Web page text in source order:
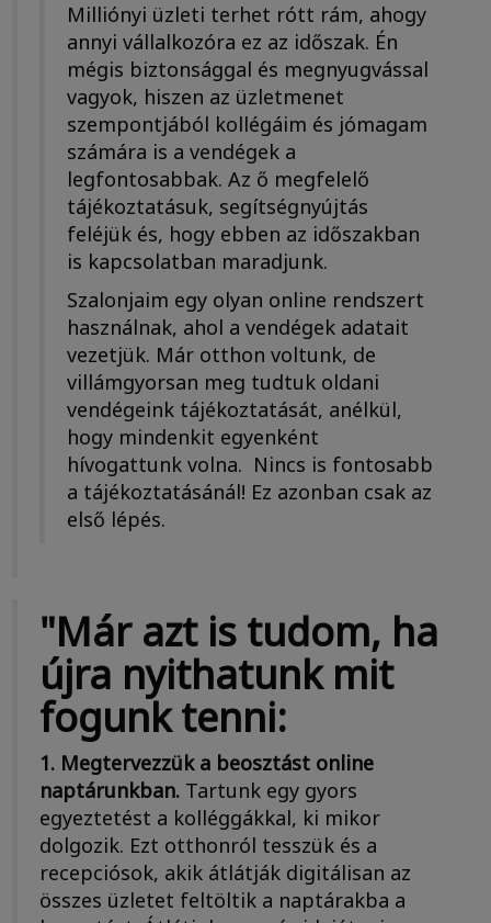
Milliónyi üzleti terhet rótt rám, ahogy
annyi vállalkozóra ez az időszak. Én
mégis biztonsággal és megnyugvással
vagyok, hiszen az üzletmenet
szempontjából kollégáim és jómagam
számára is a vendégek a
legfontosabbak. Az ő megfelelő
tájékoztatásuk, segítségnyújtás
feléjük és, hogy ebben az időszakban
is kapcsolatban maradjunk.
Szalonjaim egy olyan online rendszert
használnak, ahol a vendégek adatait
vezetjük. Már otthon voltunk, de
villámgyorsan meg tudtuk oldani
vendégeink tájékoztatását, anélkül,
hogy mindenkit egyenként
hívogattunk volna. Nincs is fontosabb
a tájékoztatásánál! Ez azonban csak az
első lépés.
"Már azt is tudom, ha
újra nyithatunk mit
fogunk tenni:
1. Megtervezzük a beosztást online
naptárunkban. Tartunk egy gyors
egyeztetést a kolléggákkal, ki mikor
dolgozik. Ezt otthonról tesszük és a
recepciósok, akik átlátják digitálisan az
összes üzletet feltöltik a naptárakba a